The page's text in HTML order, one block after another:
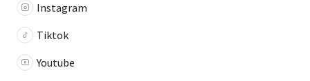
Instagram
Tiktok
Youtube